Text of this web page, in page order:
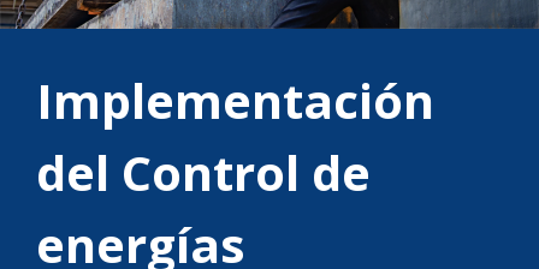
Implementación
del Control de
energías